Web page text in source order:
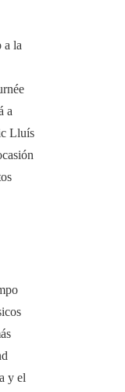
a la
a
Lluís
y el